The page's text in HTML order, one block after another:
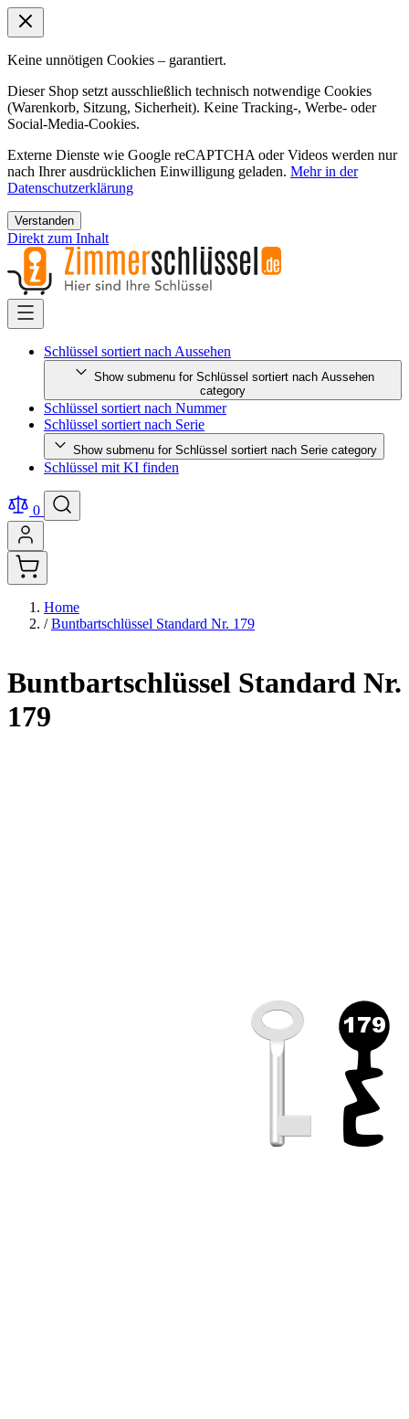
Keine unnötigen Cookies – garantiert.
Dieser Shop setzt ausschließlich technisch notwendige Cookies
(Warenkorb, Sitzung, Sicherheit). Keine Tracking-, Werbe- oder
Social-Media-Cookies.
Externe Dienste wie Google reCAPTCHA oder Videos werden nur
nach Ihrer ausdrücklichen Einwilligung geladen. Mehr in der
Datenschutzerklärung
Verstanden
Direkt zum Inhalt
Schlüssel sortiert nach Aussehen
Show submenu for Schlüssel sortiert nach Aussehen
category
Schlüssel sortiert nach Nummer
Schlüssel sortiert nach Serie
Show submenu for Schlüssel sortiert nach Serie category
Schlüssel mit KI finden
0
Home
/ Buntbartschlüssel Standard Nr. 179
Buntbartschlüssel Standard Nr.
179